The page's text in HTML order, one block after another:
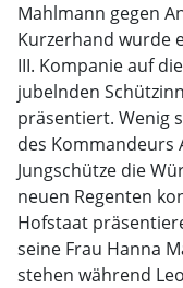
Mahlmann gegen
Kurzerhand wurde
III. Kompanie auf
jubelnden
präsentiert. Wenig
des Kommandeurs
Jungschütze die
neuen Regenten
Hofstaat
seine Frau Hanna
stehen während